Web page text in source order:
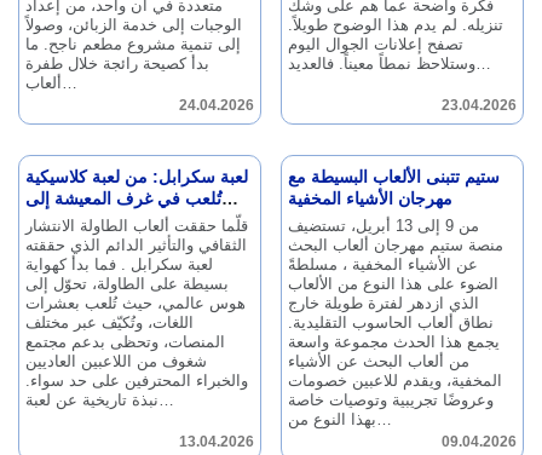
متعددة في آن واحد، من إعداد
الوجبات إلى خدمة الزبائن، وصولاً
إلى تنمية مشروع مطعم ناجح. ما
بدأ كصيحة رائجة خلال طفرة
ألعاب…
24.04.2026
فكرة واضحة عما هم على وشك
تنزيله. لم يدم هذا الوضوح طويلاً.
تصفح إعلانات الجوال اليوم
وستلاحظ نمطاً معيناً.فالعديد…
23.04.2026
لعبة سكرابل: من لعبة كلاسيكية
تُلعب في غرف المعيشة إلى
ظاهرة عالمية
قلّما حققت ألعاب الطاولة الانتشار
الثقافي والتأثير الدائم الذي حققته
لعبة سكرابل . فما بدأ كهواية
بسيطة على الطاولة، تحوّل إلى
هوس عالمي، حيث تُلعب بعشرات
اللغات، وتُكيّف عبر مختلف
المنصات، وتحظى بدعم مجتمع
شغوف من اللاعبين العاديين
والخبراء المحترفين على حد سواء.
نبذة تاريخية عن لعبة…
13.04.2026
ستيم تتبنى الألعاب البسيطة مع
مهرجان الأشياء المخفية
من 9 إلى 13 أبريل، تستضيف
منصة ستيم مهرجان ألعاب البحث
عن الأشياء المخفية ، مسلطةً
الضوء على هذا النوع من الألعاب
الذي ازدهر لفترة طويلة خارج
نطاق ألعاب الحاسوب التقليدية.
يجمع هذا الحدث مجموعة واسعة
من ألعاب البحث عن الأشياء
المخفية، ويقدم للاعبين خصومات
وعروضًا تجريبية وتوصيات خاصة
بهذا النوع من…
09.04.2026